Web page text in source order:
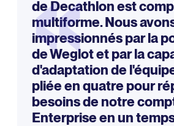
de Decathlon est
multiforme. Nous
impressionnés par la
de Weglot et par la
d'adaptation de
pliée en quatre pour
besoins de notre
Enterprise en un